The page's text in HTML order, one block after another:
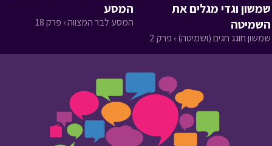
שמשון וגדי מגלים את
השמיטה
שמשון חוגג חגים (ושמיטה) › פרק 2
המסע
המסע לבר המצווה › פרק 18